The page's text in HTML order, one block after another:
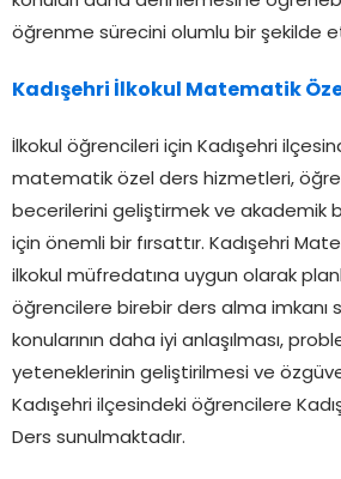
öğrenme sürecini olumlu bir şekilde
Kadışehri İlkokul Matematik
İlkokul öğrencileri için Kadışehri
matematik özel ders hizmetleri,
becerilerini geliştirmek ve akademik
için önemli bir fırsattır. Kadışehri
ilkokul müfredatına uygun olarak
öğrencilere birebir ders alma imkanı
konularının daha iyi anlaşılması,
yeteneklerinin geliştirilmesi ve
Kadışehri ilçesindeki öğrencilere
Ders sunulmaktadır.